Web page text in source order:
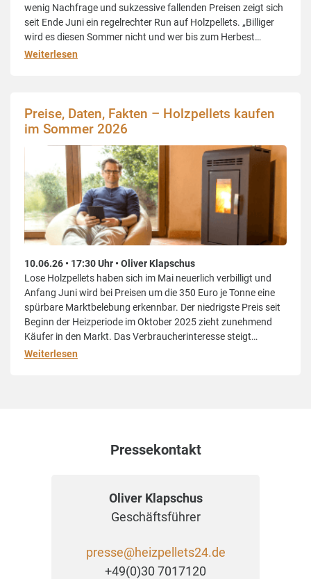
wenig Nachfrage und sukzessive fallenden Preisen zeigt sich
seit Ende Juni ein regelrechter Run auf Holzpellets. „Billiger
wird es diesen Sommer nicht und wer bis zum Herbest
wartet, zahlt wahrscheinlich drauf“, so die einschlägige
Weiterlesen
Preise, Daten, Fakten – Holzpellets kaufen
im Sommer 2026
10.06.26 • 17:30 Uhr • Oliver Klapschus
Lose Holzpellets haben sich im Mai neuerlich verbilligt und
Anfang Juni wird bei Preisen um die 350 Euro je Tonne eine
spürbare Marktbelebung erkennbar. Der niedrigste Preis seit
Beginn der Heizperiode im Oktober 2025 zieht zunehmend
Käufer in den Markt. Das Verbraucherinteresse steigt
sprunghaft und die erwartete Bevorratungswelle nimmt
Weiterlesen
Pressekontakt
Oliver Klapschus
Geschäftsführer
presse@heizpellets24.de
+49(0)30 7017120